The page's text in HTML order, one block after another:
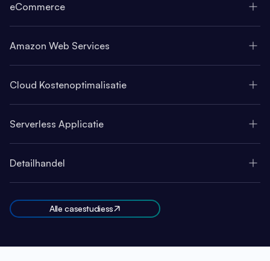
eCommerce
Amazon Web Services
Cloud Kostenoptimalisatie
Serverless Applicatie
Detailhandel
Alle casestudiess